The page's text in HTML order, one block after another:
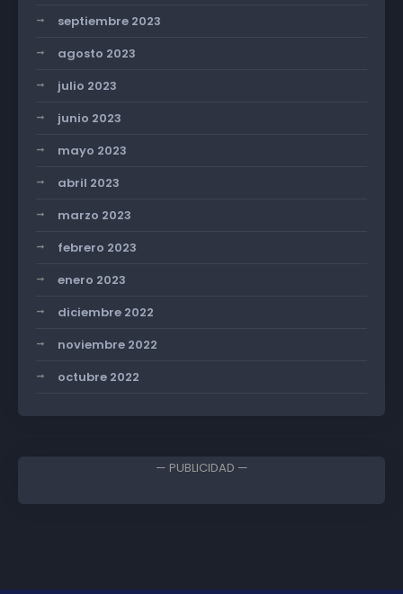
septiembre 2023
agosto 2023
julio 2023
junio 2023
mayo 2023
abril 2023
marzo 2023
febrero 2023
enero 2023
diciembre 2022
noviembre 2022
octubre 2022
— PUBLICIDAD —